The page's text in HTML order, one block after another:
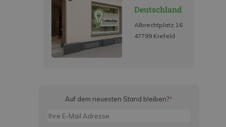
Deutschland
Albrechtplatz 16
47799 Krefeld
Auf dem neuesten Stand bleiben?*